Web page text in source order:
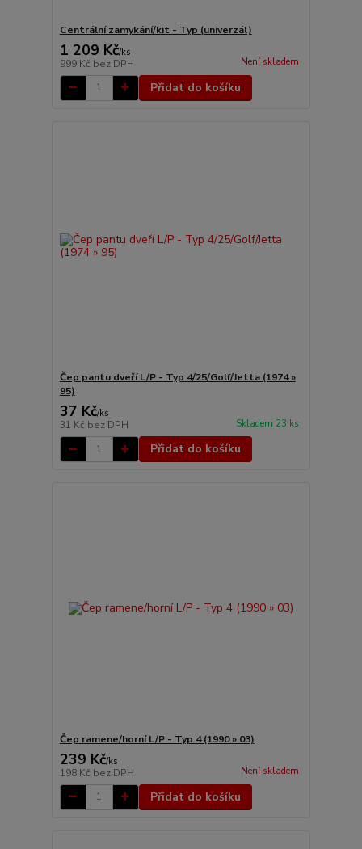
Centrální zamykání/kit - Typ (univerzál)
1 209 Kč/ks
999 Kč bez DPH Není skladem
Přidat do košíku
Čep pantu dveří L/P - Typ 4/25/Golf/Jetta (1974 »
95)
37 Kč/ks
31 Kč bez DPH Skladem 23 ks
Přidat do košíku
Čep ramene/horní L/P - Typ 4 (1990 » 03)
239 Kč/ks
198 Kč bez DPH Není skladem
Přidat do košíku